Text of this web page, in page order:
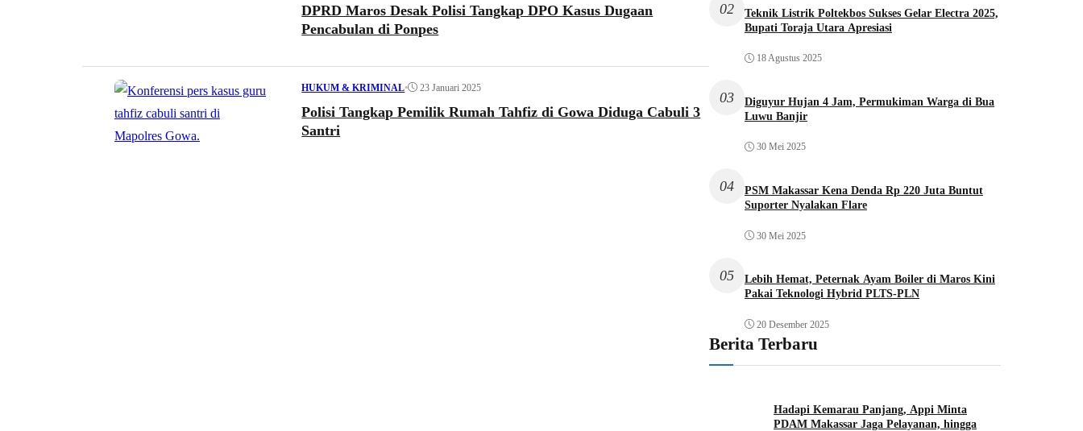
DPRD Maros Desak Polisi Tangkap DPO Kasus Dugaan
Pencabulan di Ponpes
HUKUM & KRIMINAL• 23 Januari 2025
Polisi Tangkap Pemilik Rumah Tahfiz di Gowa Diduga Cabuli 3
Santri
02
Teknik Listrik Poltekbos Sukses Gelar Electra 2025,
Bupati Toraja Utara Apresiasi
18 Agustus 2025
03
Diguyur Hujan 4 Jam, Permukiman Warga di Bua
Luwu Banjir
30 Mei 2025
04
PSM Makassar Kena Denda Rp 220 Juta Buntut
Suporter Nyalakan Flare
30 Mei 2025
05
Lebih Hemat, Peternak Ayam Boiler di Maros Kini
Pakai Teknologi Hybrid PLTS-PLN
20 Desember 2025
Berita Terbaru
Hadapi Kemarau Panjang, Appi Minta
PDAM Makassar Jaga Pelayanan, hingga